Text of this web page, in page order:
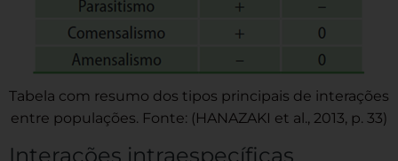
Tabela com resumo dos tipos principais de interações
entre populações. Fonte: (HANAZAKI et al., 2013, p. 33)
Interações intraespecíficas